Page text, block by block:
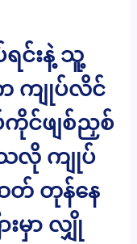
င်းနဲ့ သူ့
ကျုပ်လိင်
င်ဖျစ်ညှစ်
သလို ကျုပ်
တုန်နေ
းမှာ လျှို